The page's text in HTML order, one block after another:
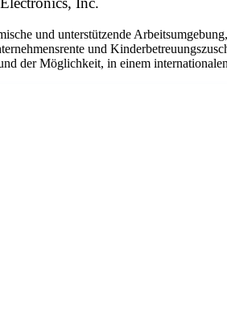
und unterstützende
und
der Möglichkeit, in einem